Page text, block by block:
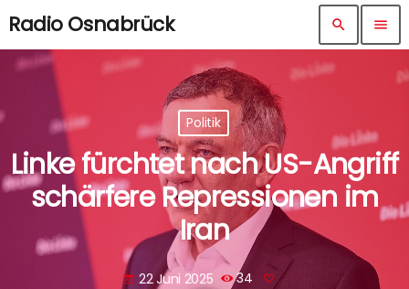
Radio Osnabrück search menu
Politik
Linke fürchtet nach US-Angriff
schärfere Repressionen im
Iran
today 22 Juni 2025 34